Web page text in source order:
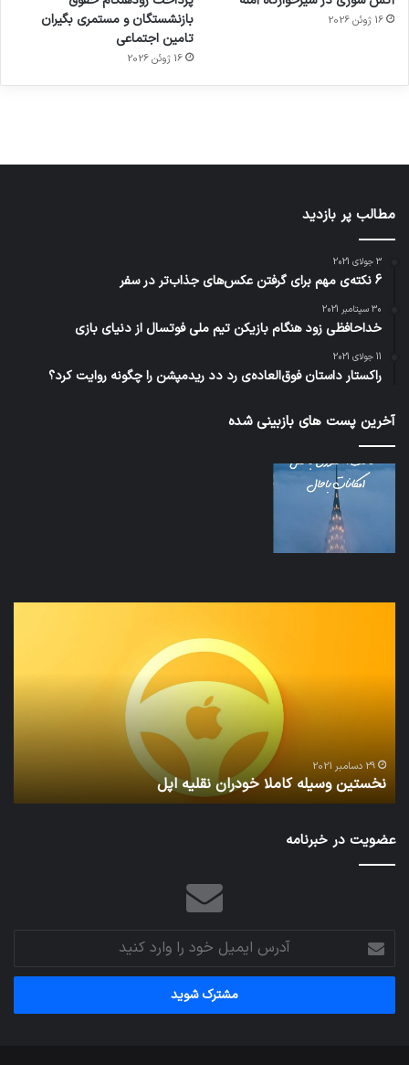
16 ژوئن 2026
بازنشستگان و مستمری بگیران
تامین اجتماعی
16 ژوئن 2026
کشف
توسط
…
هوشمند
توسط
ژاکت
در
2023
توسط
مطالب پر بازدید
3 جولای 2021
6 نکته‌ی مهم برای گرفتن عکس‌های جذاب‌تر در سفر
30 سپتامبر 2021
خداحافظی زود هنگام بازیکن تیم ملی فوتسال از دنیای بازی
11 جولای 2021
راکستار داستان فوق‌العاده‌ی رد دد ریدمپشن را چگونه روایت کرد؟
آخرین پست های بازبینی شده
29 دسامبر 2021
نخستین وسیله کاملا خودران نقلیه اپل
عضویت در خبرنامه
آدرس
ایمیل
خود
وارد